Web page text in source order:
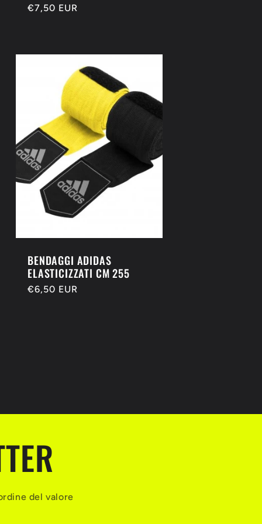
Prezzo
€7,50 EUR
BENDAGGI ADIDAS
ELASTICIZZATI CM 255
Prezzo
€6,50 EUR
del valore